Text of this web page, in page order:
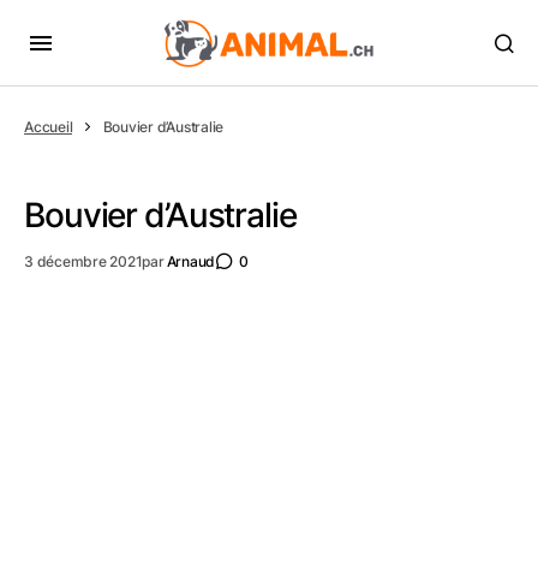
Accueil Bouvier d’Australie
Bouvier d’Australie
3 décembre 2021parArnaud 0